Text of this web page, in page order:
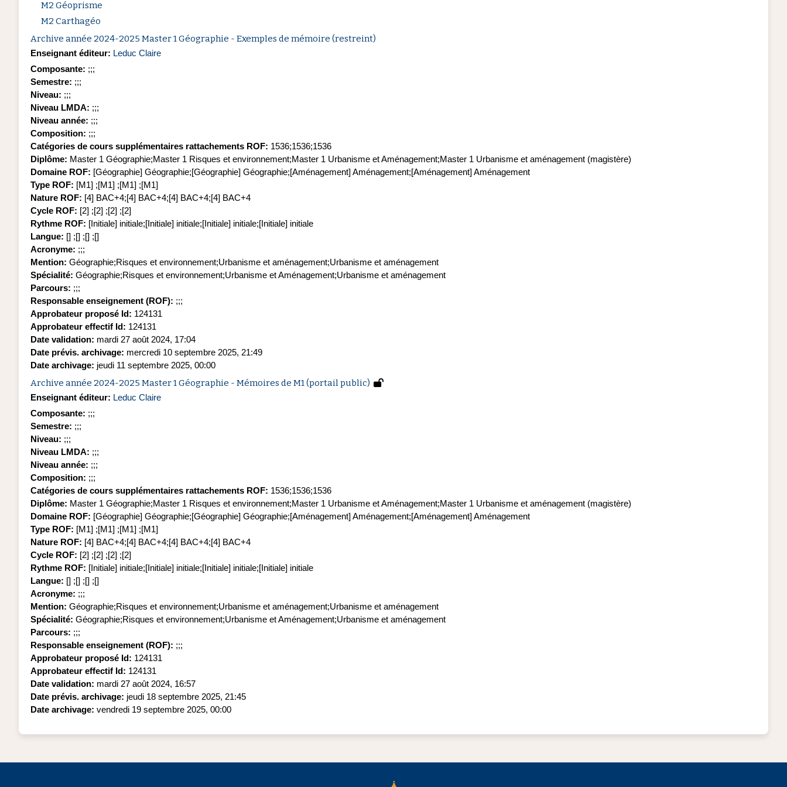
M2 Géoprisme
M2 Carthagéo
Archive année 2024-2025 Master 1 Géographie - Exemples de mémoire (restreint)
Enseignant éditeur: Leduc Claire
Composante: ;;;
Semestre: ;;;
Niveau: ;;;
Niveau LMDA: ;;;
Niveau année: ;;;
Composition: ;;;
Catégories de cours supplémentaires rattachements ROF: 1536;1536;1536
Diplôme: Master 1 Géographie;Master 1 Risques et environnement;Master 1 Urbanisme et Aménagement;Master 1 Urbanisme et aménagement (magistère)
Domaine ROF: [Géographie] Géographie;[Géographie] Géographie;[Aménagement] Aménagement;[Aménagement] Aménagement
Type ROF: [M1] ;[M1] ;[M1] ;[M1]
Nature ROF: [4] BAC+4;[4] BAC+4;[4] BAC+4;[4] BAC+4
Cycle ROF: [2] ;[2] ;[2] ;[2]
Rythme ROF: [Initiale] initiale;[Initiale] initiale;[Initiale] initiale;[Initiale] initiale
Langue: [] ;[] ;[] ;[]
Acronyme: ;;;
Mention: Géographie;Risques et environnement;Urbanisme et aménagement;Urbanisme et aménagement
Spécialité: Géographie;Risques et environnement;Urbanisme et Aménagement;Urbanisme et aménagement
Parcours: ;;;
Responsable enseignement (ROF): ;;;
Approbateur proposé Id: 124131
Approbateur effectif Id: 124131
Date validation: mardi 27 août 2024, 17:04
Date prévis. archivage: mercredi 10 septembre 2025, 21:49
Date archivage: jeudi 11 septembre 2025, 00:00
Archive année 2024-2025 Master 1 Géographie - Mémoires de M1 (portail public)
Enseignant éditeur: Leduc Claire
Composante: ;;;
Semestre: ;;;
Niveau: ;;;
Niveau LMDA: ;;;
Niveau année: ;;;
Composition: ;;;
Catégories de cours supplémentaires rattachements ROF: 1536;1536;1536
Diplôme: Master 1 Géographie;Master 1 Risques et environnement;Master 1 Urbanisme et Aménagement;Master 1 Urbanisme et aménagement (magistère)
Domaine ROF: [Géographie] Géographie;[Géographie] Géographie;[Aménagement] Aménagement;[Aménagement] Aménagement
Type ROF: [M1] ;[M1] ;[M1] ;[M1]
Nature ROF: [4] BAC+4;[4] BAC+4;[4] BAC+4;[4] BAC+4
Cycle ROF: [2] ;[2] ;[2] ;[2]
Rythme ROF: [Initiale] initiale;[Initiale] initiale;[Initiale] initiale;[Initiale] initiale
Langue: [] ;[] ;[] ;[]
Acronyme: ;;;
Mention: Géographie;Risques et environnement;Urbanisme et aménagement;Urbanisme et aménagement
Spécialité: Géographie;Risques et environnement;Urbanisme et Aménagement;Urbanisme et aménagement
Parcours: ;;;
Responsable enseignement (ROF): ;;;
Approbateur proposé Id: 124131
Approbateur effectif Id: 124131
Date validation: mardi 27 août 2024, 16:57
Date prévis. archivage: jeudi 18 septembre 2025, 21:45
Date archivage: vendredi 19 septembre 2025, 00:00